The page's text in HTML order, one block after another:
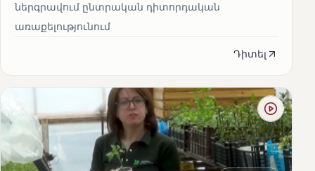
ներգրավում ընտրական դիտորդական
առաքելությունում
Դիտել